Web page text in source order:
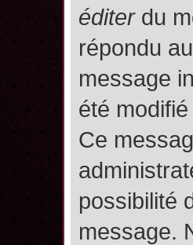
éditerdu
répondu
message
été
Ce
possibilité
message.